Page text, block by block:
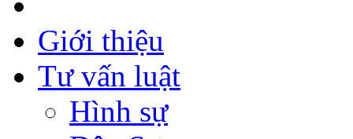
Giới thiệu
Tư vấn luật
Hình sự